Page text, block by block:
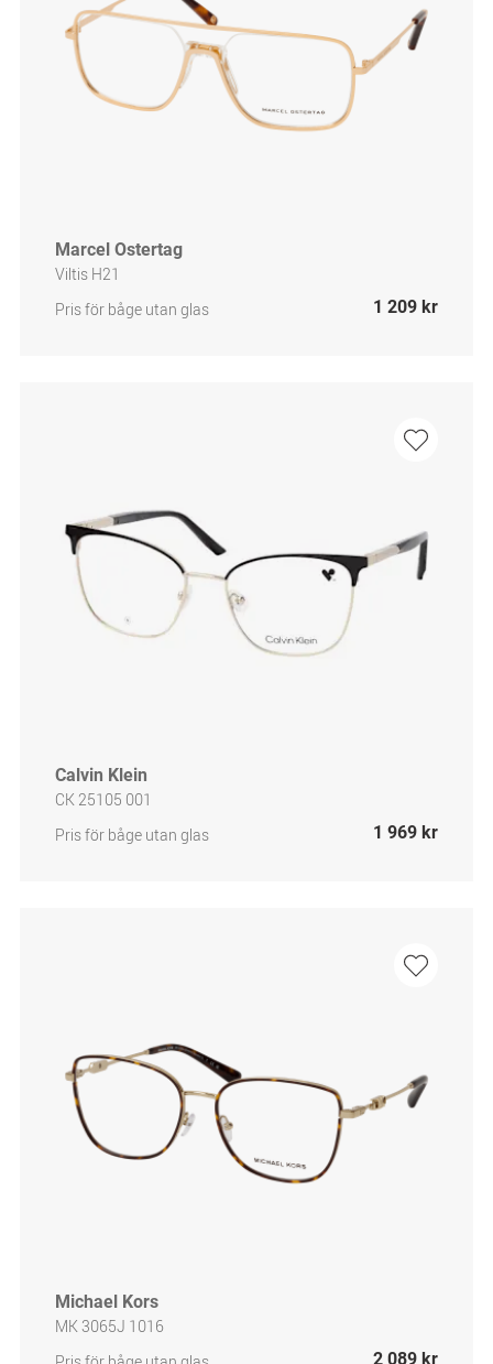
Marcel Ostertag
Viltis H21
Pris för båge utan glas
1 209 kr
Calvin Klein
CK 25105 001
Pris för båge utan glas
1 969 kr
Michael Kors
MK 3065J 1016
2 089 kr